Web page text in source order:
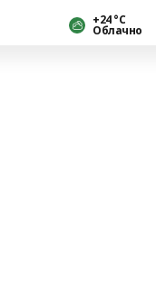
+24 °С
Облачно